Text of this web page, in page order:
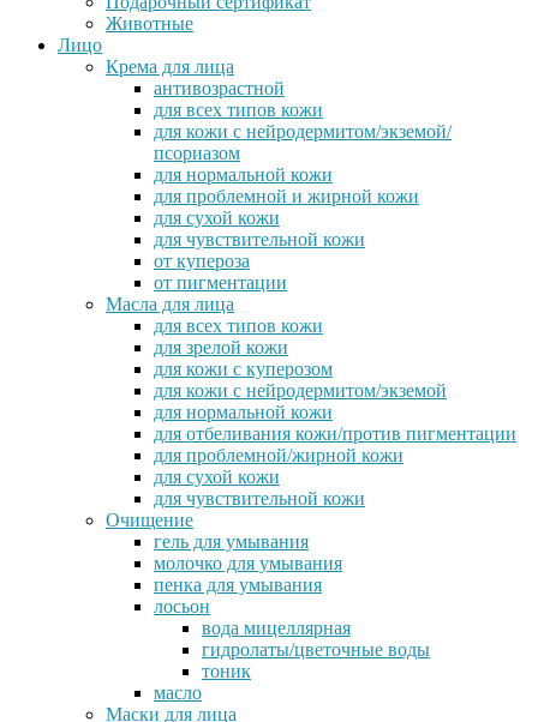
Животные
Лицо
Крема для лица
антивозрастной
для всех типов кожи
для кожи с нейродермитом/экземой/
псориазом
для нормальной кожи
для проблемной и жирной кожи
для сухой кожи
для чувствительной кожи
от купероза
от пигментации
Масла для лица
для всех типов кожи
для зрелой кожи
для кожи с куперозом
для кожи с нейродермитом/экземой
для нормальной кожи
для отбеливания кожи/против пигментации
для проблемной/жирной кожи
для сухой кожи
для чувствительной кожи
Очищение
гель для умывания
молочко для умывания
пенка для умывания
лосьон
вода мицеллярная
гидролаты/цветочные воды
тоник
масло
Маски для лица